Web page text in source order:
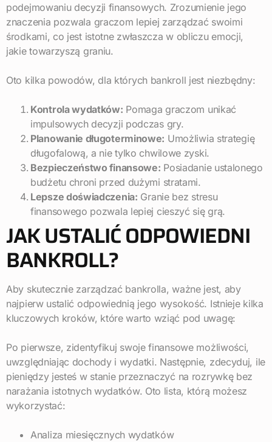
podejmowaniu decyzji finansowych. Zrozumienie jego
znaczenia pozwala graczom lepiej zarządzać swoimi
środkami, co jest istotne zwłaszcza w obliczu emocji,
jakie towarzyszą graniu.
Oto kilka powodów, dla których bankroll jest niezbędny:
Kontrola wydatków: Pomaga graczom unikać
impulsowych decyzji podczas gry.
Planowanie długoterminowe: Umożliwia strategię
długofalową, a nie tylko chwilowe zyski.
Bezpieczeństwo finansowe: Posiadanie ustalonego
budżetu chroni przed dużymi stratami.
Lepsze doświadczenia: Granie bez stresu
finansowego pozwala lepiej cieszyć się grą.
JAK USTALIĆ ODPOWIEDNI
BANKROLL?
Aby skutecznie zarządzać bankrolla, ważne jest, aby
najpierw ustalić odpowiednią jego wysokość. Istnieje kilka
kluczowych kroków, które warto wziąć pod uwagę:
Po pierwsze, zidentyfikuj swoje finansowe możliwości,
uwzględniając dochody i wydatki. Następnie, zdecyduj, ile
pieniędzy jesteś w stanie przeznaczyć na rozrywkę bez
narażania istotnych wydatków. Oto lista, którą możesz
wykorzystać:
Analiza miesięcznych wydatków